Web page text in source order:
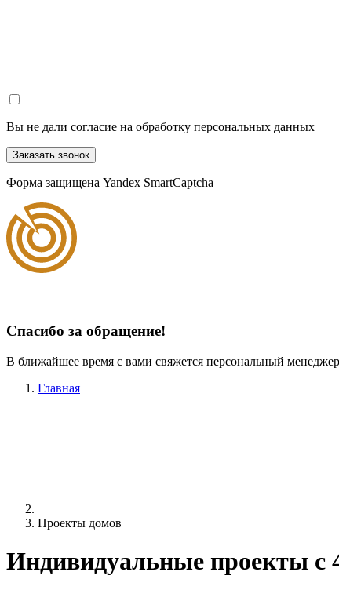
Вы не дали согласие на обработку персональных данных
Заказать звонок
Форма защищена Yandex SmartCaptcha
Спасибо за обращение!
В ближайшее время с вами свяжется персональный
Главная
Проекты домов
Индивидуальные проекты c